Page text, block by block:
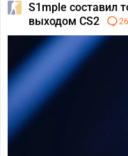
S1mple составил
выходом CS2
26